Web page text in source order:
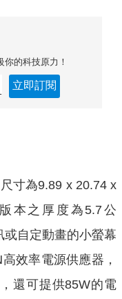
的科技原力！
立即訂閱
寸為9.89 x 20.74 x
本之厚度為5.7公
自定動畫的小螢幕
效率電源供應器，
還可提供85W的電